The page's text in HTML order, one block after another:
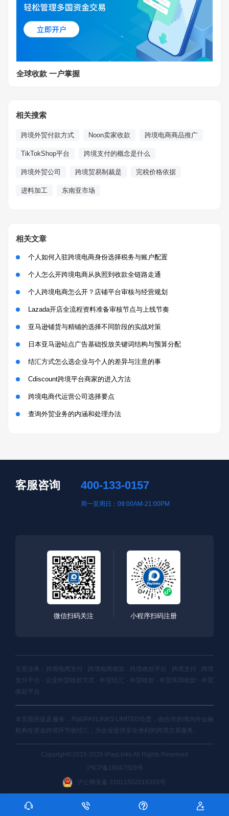
全球收款 一户掌握
相关搜索
跨境外贸付款方式 Noon卖家收款 跨境电商商品推广
TikTokShop平台 跨境支付的概念是什么
跨境外贸公司 跨境贸易制裁是 完税价格依据
进料加工 东南亚市场
相关文章
个人如何入驻跨境电商身份选择税务与账户配置
个人怎么开跨境电商从执照到收款全链路走通
个人跨境电商怎么开？店铺平台审核与经营规划
Lazada开店全流程资料准备审核节点与上线节奏
亚马逊铺货与精铺的选择不同阶段的实战对策
日本亚马逊站点广告基础投放关键词结构与预算分配
结汇方式怎么选企业与个人的差异与注意的事
Cdiscount跨境平台商家的进入方法
跨境电商代运营公司选择要点
查询外贸业务的内涵和处理办法
客服咨询 400-133-0157
周一至周日：09:00AM-21:00PM
微信扫码关注 小程序扫码注册
主营业务：跨境电商支付 · 跨境电商收款 · 跨境收款平台 · 跨境支付 · 跨境
支付平台 · 企业外贸收款方式 · 外贸结汇 · 外贸收款 · 外贸B2B收款 · 外贸
收款平台
本页面所提及服务，均由IPAYLINKS LIMITED负责，由合作的境内外金融
机构在资金跨境环节收结汇，为企业提供安全便利的跨境交易服务。
Copyright©2015-2026 iPayLinks All Rights Reserved
沪ICP备16047929号
沪公网安备 31011502018393号